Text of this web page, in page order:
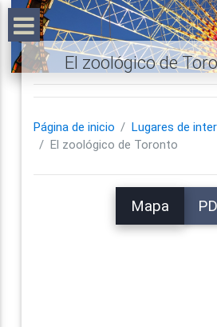
El zoológico de
Página de inicio
Lugares de
El zoológico de Toronto
Mapa